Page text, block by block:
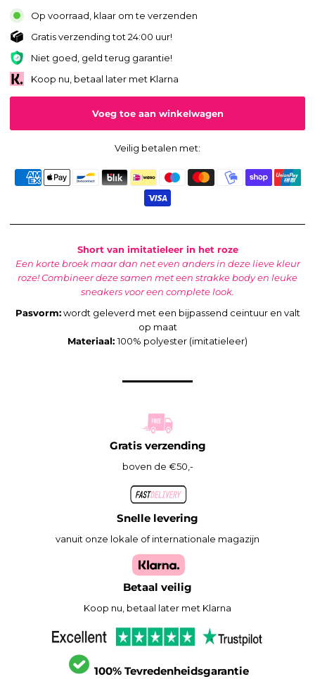
Op voorraad, klaar om te verzenden
Gratis verzending tot 24:00 uur!
Niet goed, geld terug garantie!
Koop nu, betaal later met Klarna
Veilig betalen met:
Short van imitatieleer in het roze
Een korte broek maar dan net even anders in deze lieve kleur
roze! Combineer deze samen met een strakke body en leuke
sneakers voor een complete look.
Pasvorm:wordt geleverd met een bijpassend ceintuur en valt
op maat
Materiaal: 100% polyester (imitatieleer)
Gratis verzending
boven de €50,-
Snelle levering
vanuit onze lokale of internationale magazijn
Betaal veilig
Koop nu, betaal later met Klarna
100% Tevredenheidsgarantie